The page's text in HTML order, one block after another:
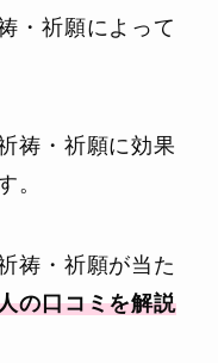
・祈願によって
祷・祈願に効果
。
祷・祈願が当た
の口コミを解説